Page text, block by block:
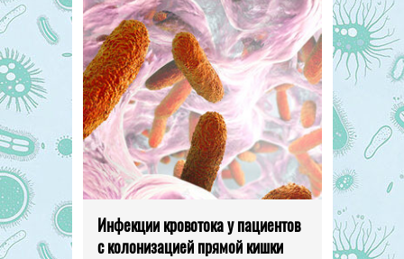
Инфекции кровотока у пациентов
с колонизацией прямой кишки